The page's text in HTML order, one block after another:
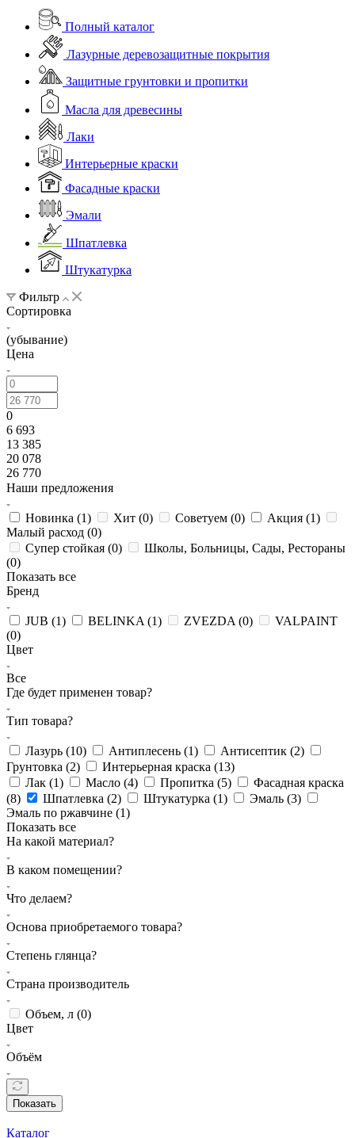
Полный каталог
Лазурные деревозащитные покрытия
Защитные грунтовки и пропитки
Масла для древесины
Лаки
Интерьерные краски
Фасадные краски
Эмали
Шпатлевка
Штукатурка
Фильтр
Сортировка
(убывание)
Цена
0
6 693
13 385
20 078
26 770
Наши предложения
Новинка (1) Хит (0) Советуем (0) Акция (1)
Малый расход (0)
Супер стойкая (0)
Школы, Больницы, Сады, Рестораны
(0)
Показать все
Бренд
JUB (1) BELINKA (1) ZVEZDA (0)
VALPAINT
(0)
Цвет
Все
Где будет применен товар?
Тип товара?
Лазурь (10) Антиплесень (1) Антисептик (2)
Грунтовка (2) Интерьерная краска (13)
Лак (1) Масло (4) Пропитка (5)
Фасадная краска
(8) Шпатлевка (2) Штукатурка (1) Эмаль (3)
Эмаль по ржавчине (1)
Показать все
На какой материал?
В каком помещении?
Что делаем?
Основа приобретаемого товара?
Степень глянца?
Страна производитель
Объем, л (0)
Цвет
Объём
Показать
Каталог